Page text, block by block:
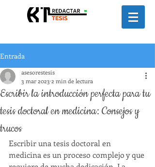
Entrada
Escribir la introducción perfecta para tu
tesis doctoral en medicina: Consejos y
trucos
asesorestesis
3 mar 2023 2 min de lectura
Escribir una tesis doctoral en
medicina es un proceso complejo y que